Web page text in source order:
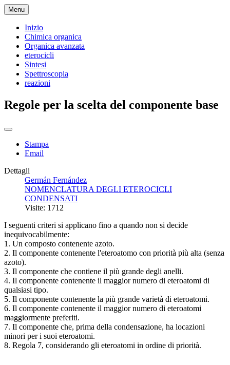
Menu
Inizio
Chimica organica
Organica avanzata
eterocicli
Sintesi
Spettroscopia
reazioni
Regole per la scelta del componente base
Stampa
Email
Dettagli
Germán Fernández
NOMENCLATURA DEGLI ETEROCICLI
CONDENSATI
Visite: 1712
I seguenti criteri si applicano fino a quando non si decide
inequivocabilmente:
1. Un composto contenente azoto.
2. Il componente contenente l'eteroatomo con priorità più alta (senza
azoto).
3. Il componente che contiene il più grande degli anelli.
4. Il componente contenente il maggior numero di eteroatomi di
qualsiasi tipo.
5. Il componente contenente la più grande varietà di eteroatomi.
6. Il componente contenente il maggior numero di eteroatomi
maggiormente preferiti.
7. Il componente che, prima della condensazione, ha locazioni
minori per i suoi eteroatomi.
8. Regola 7, considerando gli eteroatomi in ordine di priorità.